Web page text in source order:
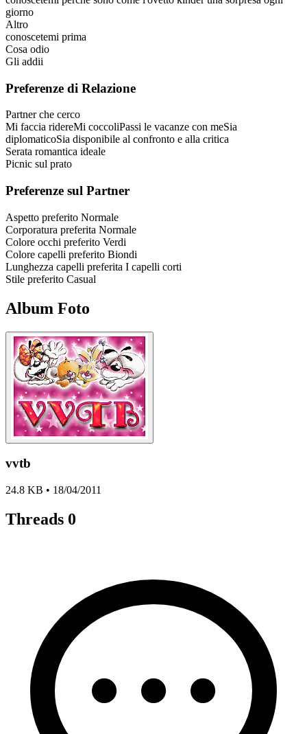
giorno
Altro
conoscetemi prima
Cosa odio
Gli addii
Preferenze di Relazione
Partner che cerco
Mi faccia ridereMi coccoliPassi le vacanze con meSia
diplomaticoSia disponibile al confronto e alla critica
Serata romantica ideale
Picnic sul prato
Preferenze sul Partner
Aspetto preferito Normale
Corporatura preferita Normale
Colore occhi preferito Verdi
Colore capelli preferito Biondi
Lunghezza capelli preferita I capelli corti
Stile preferito Casual
Album Foto
vvtb
24.8 KB • 18/04/2011
Threads 0